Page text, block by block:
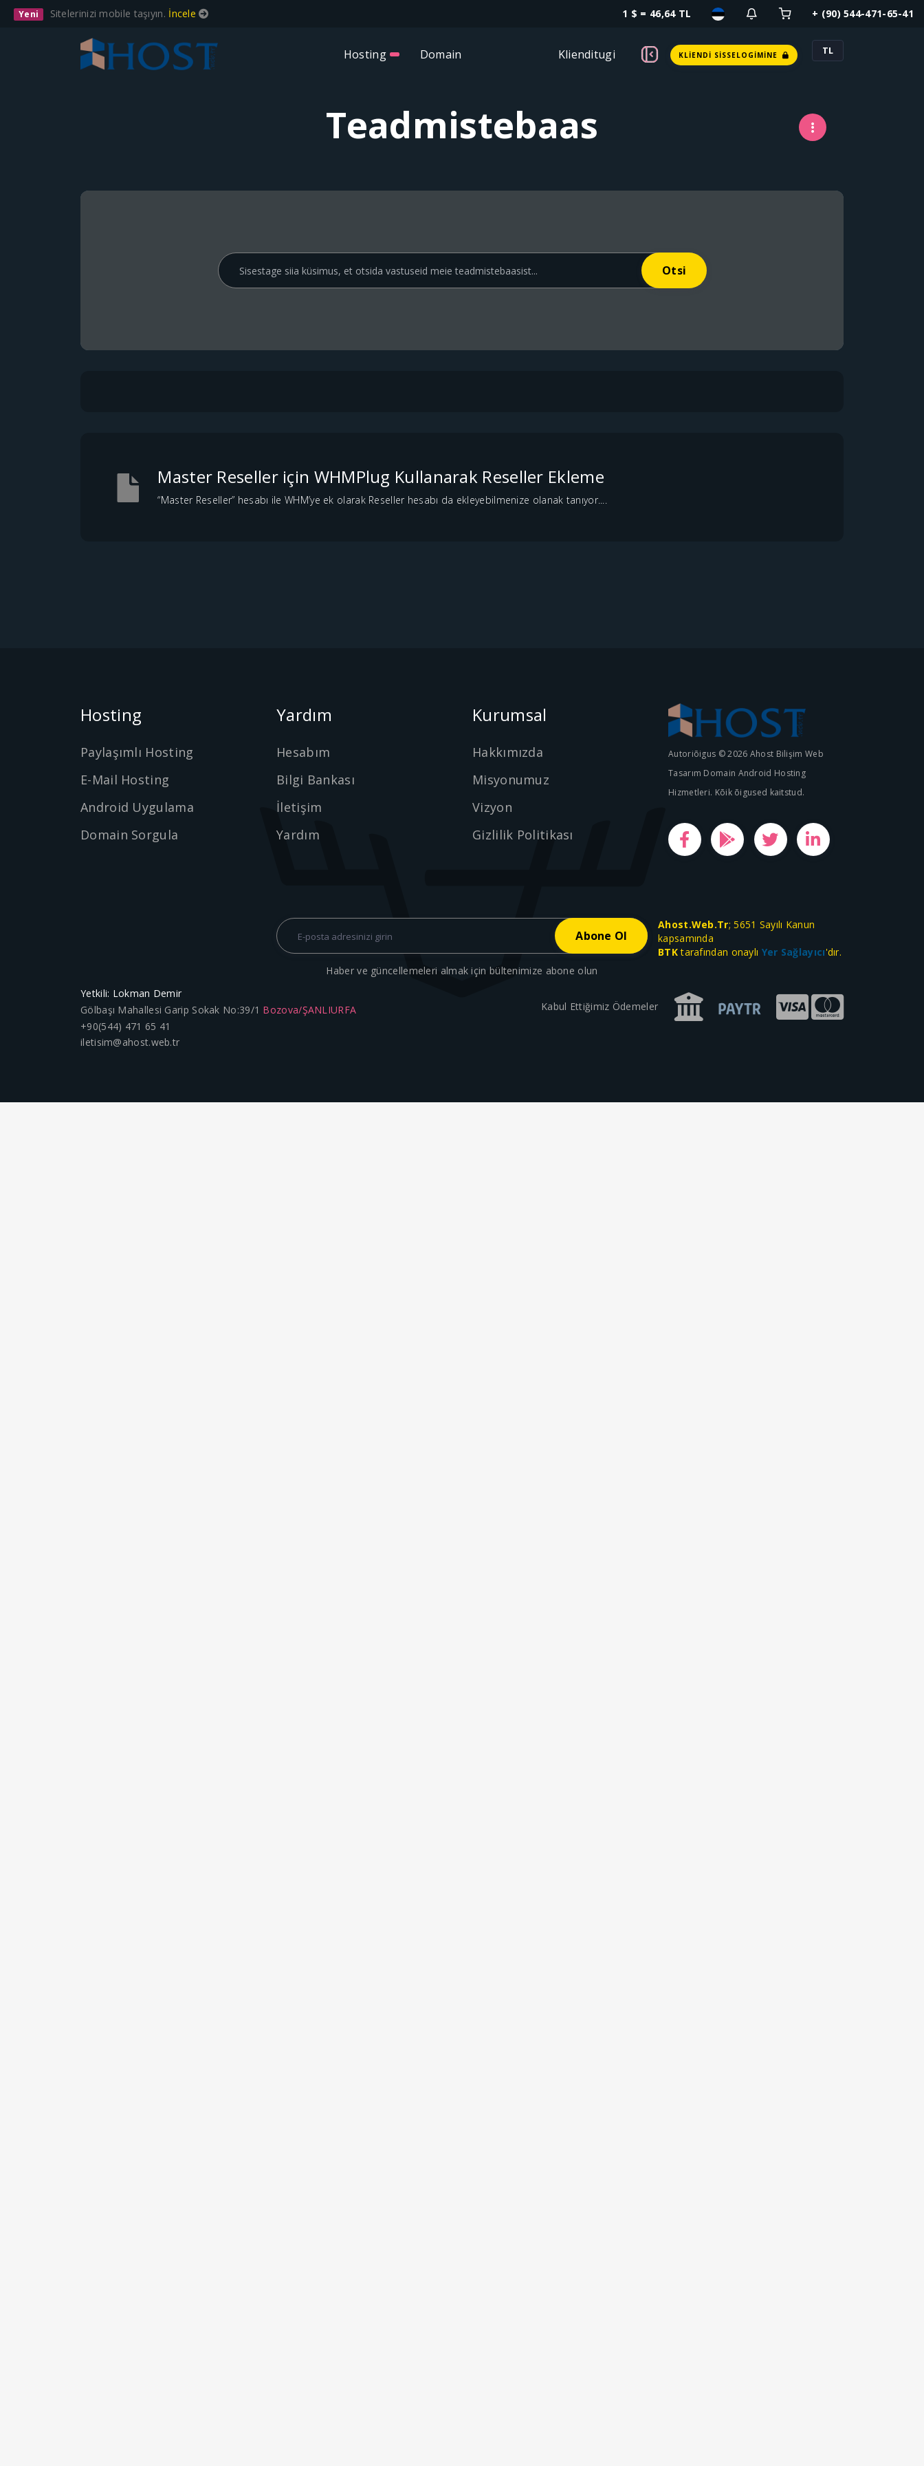
Yeni Sitelerinizi mobile taşıyın. İncele 1 $ = 46,64 TL + (90) 544-471-65-41
Hosting Domain Klienditugi KLIENDI SISSELOGIMINE TL
Teadmistebaas
Master Reseller için WHMPlug Kullanarak Reseller Ekleme
“Master Reseller” hesabı ile WHM’ye ek olarak Reseller hesabı da ekleyebilmenize olanak tanıyor....
Hosting
Paylaşımlı Hosting
E-Mail Hosting
Android Uygulama
Domain Sorgula
Yardım
Hesabım
Bilgi Bankası
İletişim
Yardım
Kurumsal
Hakkımızda
Misyonumuz
Vizyon
Gizlilik Politikası
Autoriõigus © 2026 Ahost Bilişim Web
Tasarım Domain Android Hosting
Hizmetleri. Kõik õigused kaitstud.
Haber ve güncellemeleri almak için bültenimize abone olun
Ahost.Web.Tr; 5651 Sayılı Kanun
kapsamında
BTKtarafından onaylı Yer Sağlayıcı'dır.
Yetkili: Lokman Demir
Gölbaşı Mahallesi Garip Sokak No:39/1 Bozova/ŞANLIURFA
+90(544) 471 65 41
iletisim@ahost.web.tr
Kabul Ettiğimiz Ödemeler